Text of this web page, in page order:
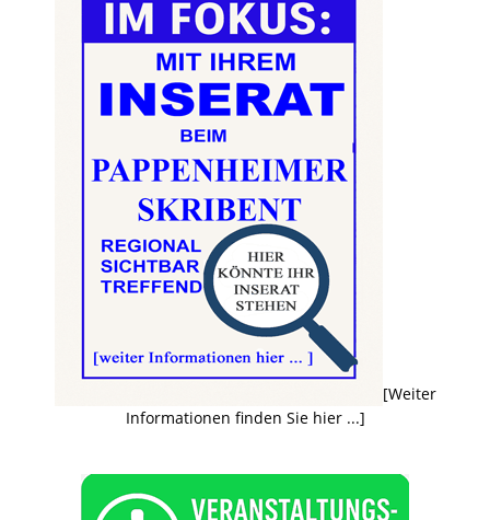
[Weiter
Informationen finden Sie hier ...]